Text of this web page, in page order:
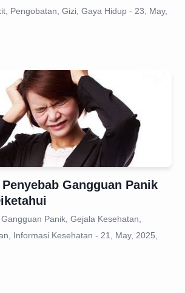
Pengobatan, Gizi, Gaya Hidup - 23, May,
Gangguan Panik
Panik, Gejala Kesehatan,
Informasi Kesehatan - 21, May, 2025,